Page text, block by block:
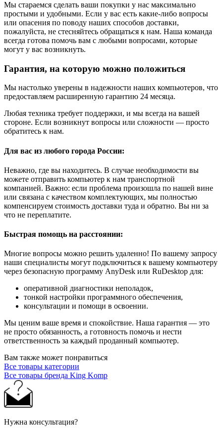
Мы стараемся сделать ваши покупки у нас максимально
простыми и удобными. Если у вас есть какие-либо вопросы
или опасения по поводу наших способов доставки,
пожалуйста, не стесняйтесь обращаться к нам. Наша команда
всегда готова помочь вам с любыми вопросами, которые
могут у вас возникнуть.
Гарантия, на которую можно положиться
Мы настолько уверены в надежности наших компьютеров, что
предоставляем расширенную гарантию 24 месяца.
Любая техника требует поддержки, и мы всегда на вашей
стороне. Если возникнут вопросы или сложности — просто
обратитесь к нам.
Для вас из любого города России:
Неважно, где вы находитесь. В случае необходимости вы
можете отправить компьютер к нам транспортной
компанией. Важно: если проблема произошла по нашей вине
или связана с качеством комплектующих, мы полностью
компенсируем стоимость доставки туда и обратно. Вы ни за
что не переплатите.
Быстрая помощь на расстоянии:
Многие вопросы можно решить удаленно! По вашему запросу
наши специалисты могут подключиться к вашему компьютеру
через безопасную программу AnyDesk или RuDesktop для:
оперативной диагностики неполадок,
тонкой настройки программного обеспечения,
консультации и помощи в освоении.
Мы ценим ваше время и спокойствие. Наша гарантия — это
не просто обязанность, а готовность помочь и нести
ответственность за каждый проданный компьютер.
Вам также может понравиться
Все товары категории
Все товары бренда King Komp
Нужна консультация?